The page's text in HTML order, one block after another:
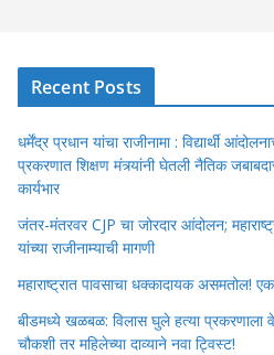
Recent Posts
धर्मेंद्र प्रधान यांचा राजीनामा : विद्यार्थी
प्रकरणात शिक्षण मंत्र्यांनी घेतली नैतिक
कार्यभार
जंतर-मंतरवर CJP चा जोरदार आंदोलन;
यांच्या राजीनाम्याची मागणी
महाराष्ट्रात पावसाचा धक्कादायक असमतोल!
बीडमध्ये खळबळ: विलास घुले हत्या प्रकरणाला
चौकशी तर महिलेच्या दाव्याने नवा ट्विस्ट!